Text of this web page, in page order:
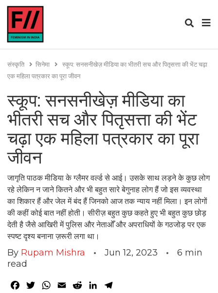
संस्कृति सिनेमा
स्कूप: सनसनीखेज़ मीडिया का भीतरी सच और पितृसत्ता की भेंट चढ़ा
एक महिला पत्रकार का पूरा जीवन
स्कूप: सनसनीखेज़ मीडिया का
भीतरी सच और पितृसत्ता की भेंट
चढ़ा एक महिला पत्रकार का पूरा
जीवन
जागृति पाठक मीडिया के ग्लैमर वर्ल्ड से आई। उसके साथ लड़ने के कुछ लोग
रहे लेकिन न जाने कितने और भी बहुत सारे बेगुनाह लोग हैं जो इस व्यवस्था
का शिकार हैं और जेल में बंद हैं जिनको आज तक न्याय नहीं मिला। इन लोगों
की कहीं कोई बात नहीं होती। सीरीज़ बहुत कुछ कहते हुए भी बहुत कुछ छोड़
देती है जैसे आखिरी में पुलिस और नेताओँ और अपराधियों के गठजोड़ पर एक
स्पष्ट दृश्य बनाना ज़रूरी लगा था।
By Rupam Mishra Jun 12, 2023 6 min
read
Facebook
TwitterWhatsApp
Email RedditLinkedIn